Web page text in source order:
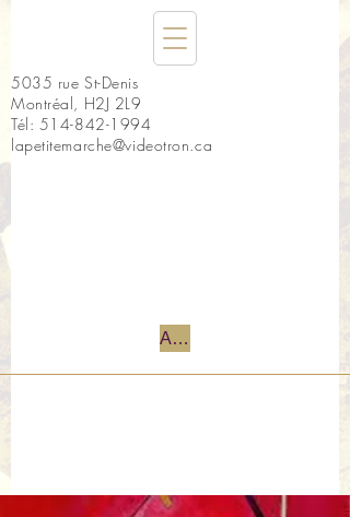
5035 rue St-Denis
Montréal, H2J 2L9
Tél: 514-842-1994
lapetitemarche@videotron.ca
Accueil